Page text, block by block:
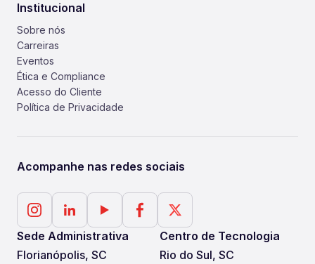
Institucional
Sobre nós
Carreiras
Eventos
Ética e Compliance
Acesso do Cliente
Política de Privacidade
Acompanhe nas redes sociais
Sede Administrativa
Florianópolis, SC
Centro de Tecnologia
Rio do Sul, SC